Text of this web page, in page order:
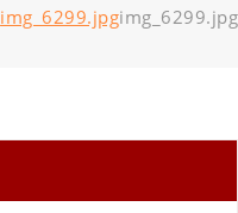
img_6299.jpgimg_6299.jpg